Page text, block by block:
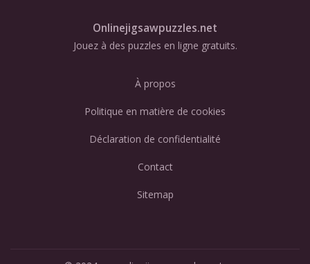
Onlinejigsawpuzzles.net
Jouez à des puzzles en ligne gratuits.
À propos
Politique en matière de cookies
Déclaration de confidentialité
Contact
Sitemap